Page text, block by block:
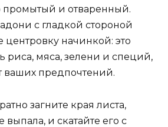
промытый и отваренный.
с гладкой стороной
центровку начинкой: это
риса, мяса, зелени и специй,
ваших предпочтений.
загните края листа,
выпала, и скатайте его с